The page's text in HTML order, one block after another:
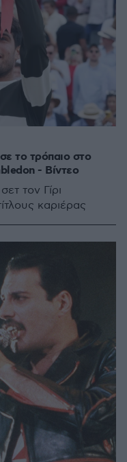
το τρόπαιο στο
- Βίντεο
τον Γίρι
καριέρας